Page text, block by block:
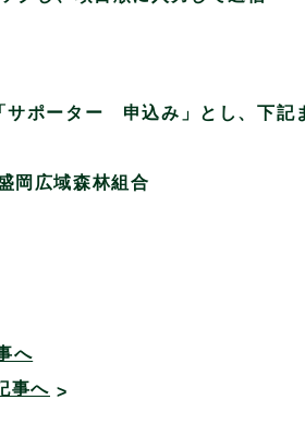
ーター 申込み」とし、下記
岡広域森林組合
へ
事へ >